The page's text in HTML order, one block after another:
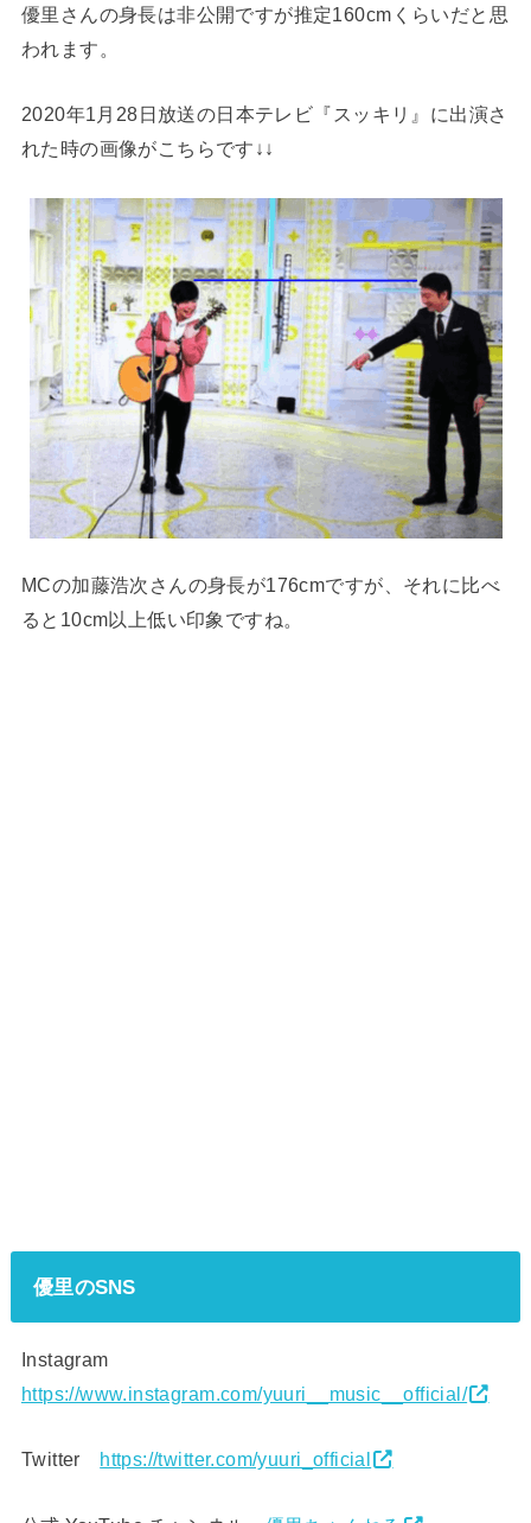
優里さんの身長は非公開ですが推定160cmくらいだと思
われます。
2020年1月28日放送の日本テレビ『スッキリ』に出演さ
れた時の画像がこちらです↓↓
MCの加藤浩次さんの身長が176cmですが、それに比べ
ると10cm以上低い印象ですね。
優里のSNS
Instagram
https://www.instagram.com/yuuri__music__official/
Twitter https://twitter.com/yuuri_official